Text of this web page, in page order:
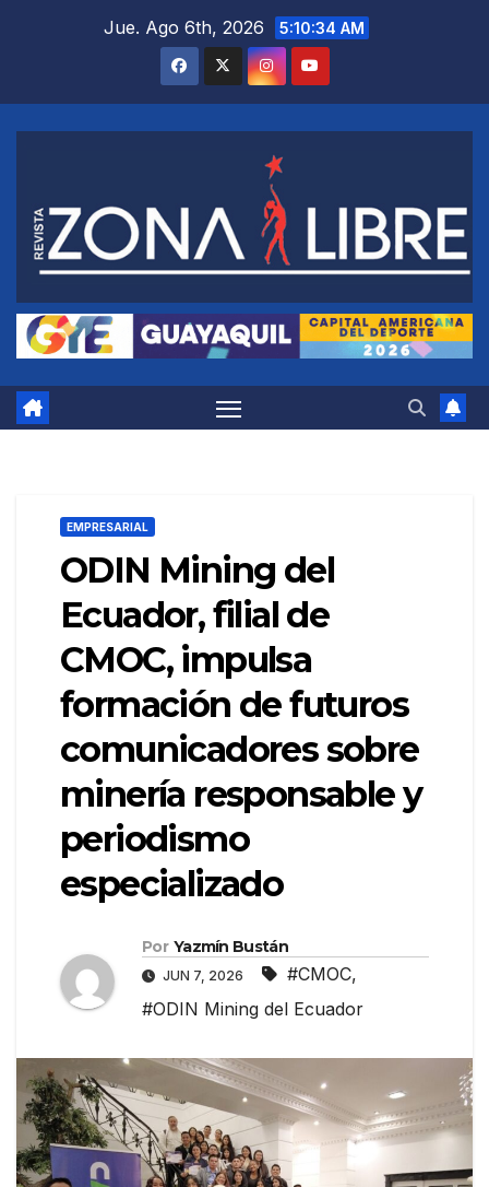
Jue. Ago 6th, 2026 5:10:35 AM
EMPRESARIAL
ODIN Mining del
Ecuador, filial de
CMOC, impulsa
formación de futuros
comunicadores sobre
minería responsable y
periodismo
especializado
Por Yazmín Bustán
JUN 7, 2026 #CMOC,
#ODIN Mining del Ecuador